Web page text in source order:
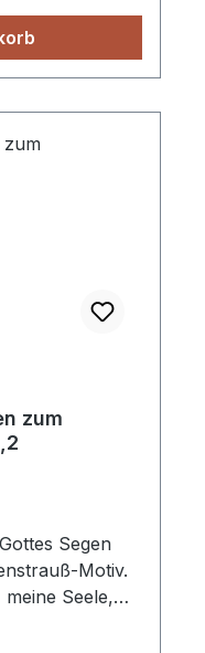
zum
Segen
Motiv.
Seele,